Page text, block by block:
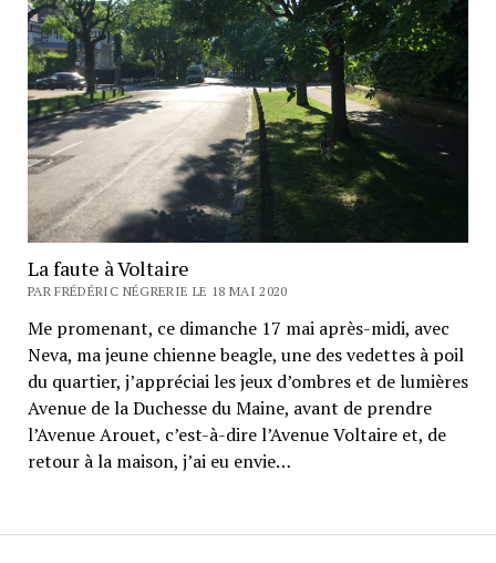
La faute à Voltaire
PAR FRÉDÉRIC NÉGRERIE LE 18 MAI 2020
Me promenant, ce dimanche 17 mai après-midi, avec
Neva, ma jeune chienne beagle, une des vedettes à poil
du quartier, j’appréciai les jeux d’ombres et de lumières
Avenue de la Duchesse du Maine, avant de prendre
l’Avenue Arouet, c’est-à-dire l’Avenue Voltaire et, de
retour à la maison, j’ai eu envie…